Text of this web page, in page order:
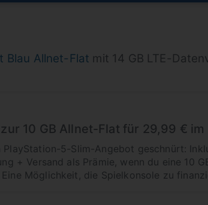
Blau Allnet-Flat mit 14 GB LTE-
10 GB Allnet-Flat für 29,99 € im
5-Slim-Angebot geschnürt:
+ Versand als Prämie, wenn du eine 10
Möglichkeit, die Spielkonsole zu